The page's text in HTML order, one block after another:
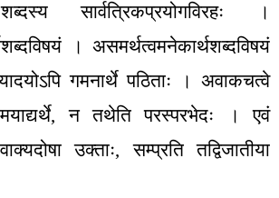
सार्वत्रिकप्रयोगविरहः ।
। असमर्थत्वमनेकार्थशब्दविषयं
गमनार्थे पठिताः । अवाकचत्वे
,न तथेति परस्परभेदः । एवं
उक्ताः,सम्प्रति तद्विजातीया